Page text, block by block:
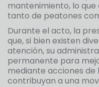
mantenimiento, lo
tanto de peatones
Durante el acto, la
que, si bien existen
atención, su
permanente para
mediante acciones
contribuyan a una